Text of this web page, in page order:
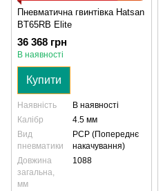
Пневматична гвинтівка Hatsan
BT65RB Elite
36 368 грн
В наявності
Купити
Наявність
В наявності
Калібр
4.5 мм
Вид
пневматики
PCP (Попереднє
накачування)
Довжина
загальна,
мм
1088